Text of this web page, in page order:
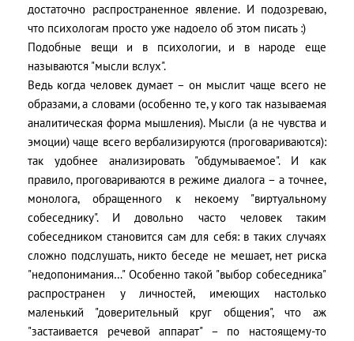
достаточно распространенное явление. И подозреваю,
что психологам просто уже надоело об этом писать :)
Подобные вещи и в психологии, и в народе еще
называются "мысли вслух".
Ведь когда человек думает – он мыслит чаще всего не
образами, а словами (особенно те, у кого так называемая
аналитическая форма мышления). Мысли (а не чувства и
эмоции) чаще всего вербализируются (проговариваются):
так удобнее анализировать "обдумываемое". И как
правило, проговариваются в режиме диалога – а точнее,
монолога, обращенного к некоему "виртуальному
собеседнику". И довольно часто человек таким
собеседником становится сам для себя: в таких случаях
сложно подслушать, никто беседе не мешает, нет риска
"недопонимания…" Особенно такой "выбор собеседника"
распространен у личностей, имеющих настолько
маленький "доверительный круг общения", что аж
"застаивается речевой аппарат" – по настоящему-то